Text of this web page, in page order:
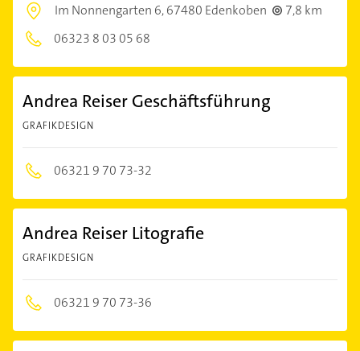
Im Nonnengarten 6,67480 Edenkoben
7,8 km
06323 8 03 05 68
Andrea Reiser Geschäftsführung
GRAFIKDESIGN
06321 9 70 73-32
Andrea Reiser Litografie
GRAFIKDESIGN
06321 9 70 73-36